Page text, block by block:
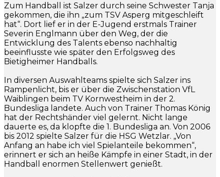
Zum Handball ist Salzer durch seine Schwester Tanja
gekommen, die ihn „zum TSV Asperg mitgeschleift
hat“. Dort lief er in der E-Jugend erstmals Trainer
Severin Englmann über den Weg, der die
Entwicklung des Talents ebenso nachhaltig
beeinflusste wie später den Erfolgsweg des
Bietigheimer Handballs.
In diversen Auswahlteams spielte sich Salzer ins
Rampenlicht, bis er über die Zwischenstation VfL
Waiblingen beim TV Kornwestheim in der 2.
Bundesliga landete. Auch von Trainer Thomas König
hat der Rechtshänder viel gelernt. Nicht lange
dauerte es, da klopfte die 1. Bundesliga an. Von 2006
bis 2012 spielte Salzer für die HSG Wetzlar. „Von
Anfang an habe ich viel Spielanteile bekommen“,
erinnert er sich an heiße Kämpfe in einer Stadt, in der
Handball enormen Stellenwert genießt.